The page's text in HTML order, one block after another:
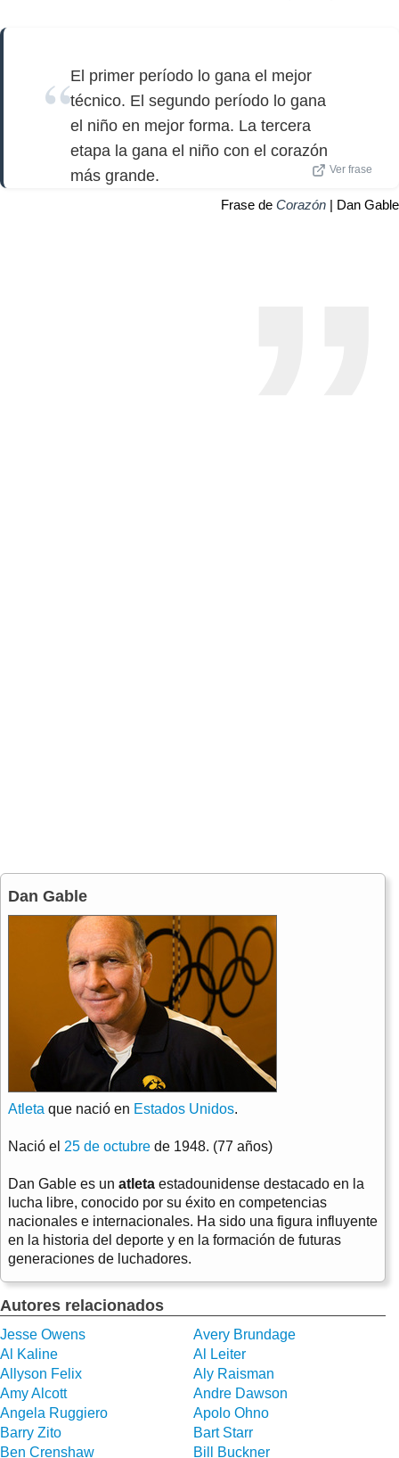
El primer período lo gana el mejor
técnico. El segundo período lo gana
el niño en mejor forma. La tercera
etapa la gana el niño con el corazón
más grande.
Ver frase
Frase de Corazón | Dan Gable
Dan Gable
Atleta que nació en Estados Unidos.
Nació el 25 de octubre de 1948. (77 años)
Dan Gable es un atleta estadounidense destacado en la
lucha libre, conocido por su éxito en competencias
nacionales e internacionales. Ha sido una figura influyente
en la historia del deporte y en la formación de futuras
generaciones de luchadores.
Autores relacionados
Jesse Owens
Avery Brundage
Al Kaline
Al Leiter
Allyson Felix
Aly Raisman
Amy Alcott
Andre Dawson
Angela Ruggiero
Apolo Ohno
Barry Zito
Bart Starr
Ben Crenshaw
Bill Buckner